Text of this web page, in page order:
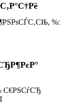
%:
С€РЅСѓСЂ